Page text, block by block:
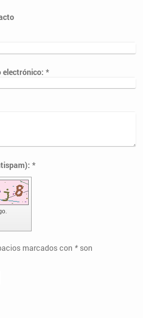
electrónico: *
Captcha (código antispam): *
marcados con *son